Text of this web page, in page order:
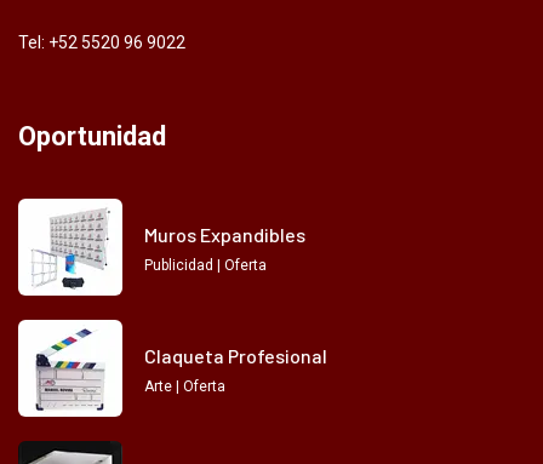
Tel: +52 5520 96 9022
Oportunidad
Muros Expandibles
Publicidad | Oferta
Claqueta Profesional
Arte | Oferta